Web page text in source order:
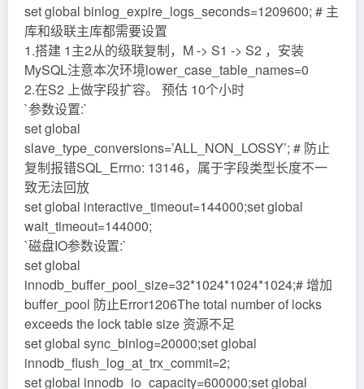
set global binlog_expire_logs_seconds=1209600; # 主
库和级联主库都需要设置
1.搭建 1主2从的级联复制，M -> S1 -> S2 ，安装
MySQL注意本次环境lower_case_table_names=0
2.在S2 上做字段扩容。 预估 10个小时
`参数设置:`
set global
slave_type_conversions=’ALL_NON_LOSSY’; # 防止
复制报错SQL_Errno: 13146，属于字段类型长度不一
致无法回放
set global interactive_timeout=144000;set global
wait_timeout=144000;
`磁盘IO参数设置:`
set global
innodb_buffer_pool_size=32*1024*1024*1024;# 增加
buffer_pool 防止Error1206The total number of locks
exceeds the lock table size 资源不足
set global sync_binlog=20000;set global
innodb_flush_log_at_trx_commit=2;
set global innodb_io_capacity=600000;set global